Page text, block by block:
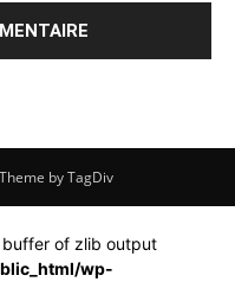
by TagDiv
buffer of zlib output
wp-